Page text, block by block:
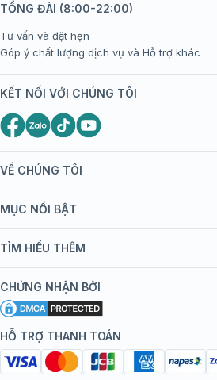
VỀ CHÚNG TÔI
Giới thiệu Tiêm Chủng FPT Long Châu
bán hàng
Chính sách nội dung
Chính sách bảo mật
Chính sách bảo mật dữ liệu cá nhân
Chính sách thanh toán
MỤC NỔI BẬT
Danh mục vắc xin
Đội ngũ bác sĩ, chuyên gia
Hệ thống trung tâm tiêm chủng
TÌM HIỂU THÊM
Khuyến mãi
Tôi nên tiêm gì?
Tiêm chủng đi nước ngoài
CHỨNG NHẬN BỞI
HỖ TRỢ THANH TOÁN
TỔNG ĐÀI (8:00-22:00)
Tư vấn và đặt hẹn
Góp ý chất lượng dịch vụ và Hỗ trợ khác
KẾT NỐI VỚI CHÚNG TÔI